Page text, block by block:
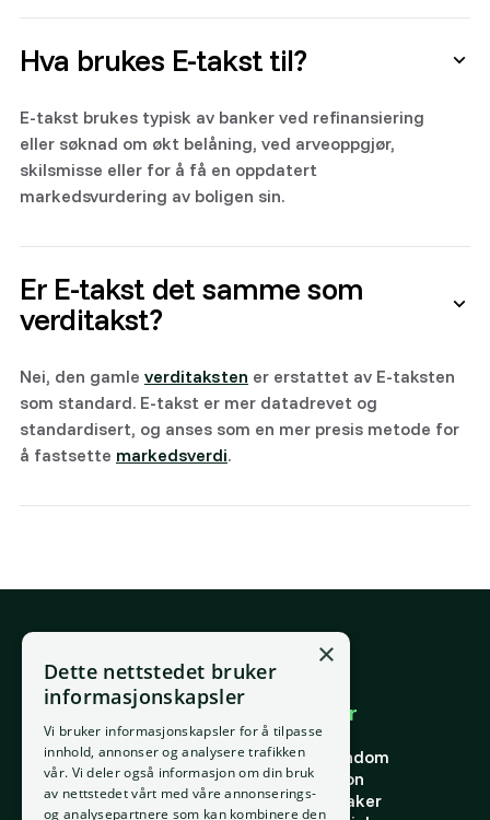
Hva brukes E-takst til?
E-takst brukes typisk av banker ved refinansiering
eller søknad om økt belåning, ved arveoppgjør,
skilsmisse eller for å få en oppdatert
markedsvurdering av boligen sin.
Er E-takst det samme som
verditakst?
Nei, den gamle verditaksten er erstattet av E-taksten
som standard. E-takst er mer datadrevet og
standardisert, og anses som en mer presis metode for
å fastsette markedsverdi.
E-post
support@placepoint.no
Selskapet
Hjem
Om oss
Ansatte
Kontakt oss
Brukområder
Forstå eiendom
Finne riktig eiendom
Finn riktig person
Finn riktig leietaker
×
Dette nettstedet bruker
informasjonskapsler
Vi bruker informasjonskapsler for å tilpasse
innhold, annonser og analysere trafikken
vår. Vi deler også informasjon om din bruk
av nettstedet vårt med våre annonserings-
og analysepartnere som kan kombinere den